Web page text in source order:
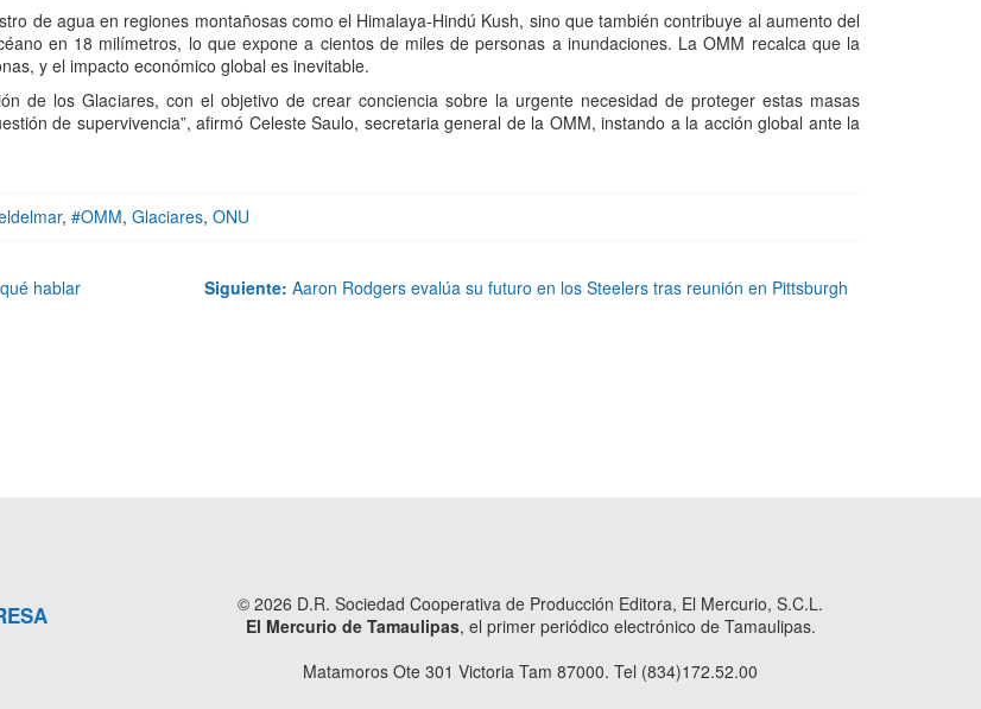
de agua en regiones montañosas como el Himalaya-Hindú Kush, sino que también contribuye al aumento del
en 18 milímetros, lo que expone a cientos de miles de personas a inundaciones. La OMM recalca que la
y el impacto económico global es inevitable.
de los Glaciares, con el objetivo de crear conciencia sobre la urgente necesidad de proteger estas masas
de supervivencia”, afirmó Celeste Saulo, secretaria general de la OMM, instando a la acción global ante la
, #OMM, Glaciares, ONU
hablar Siguiente: Aaron Rodgers evalúa su futuro en los Steelers tras reunión en Pittsburgh
© 2026 D.R. Sociedad Cooperativa de Producción Editora, El Mercurio, S.C.L.
El Mercurio de Tamaulipas, el primer periódico electrónico de Tamaulipas.
Matamoros Ote 301 Victoria Tam 87000. Tel (834)172.52.00